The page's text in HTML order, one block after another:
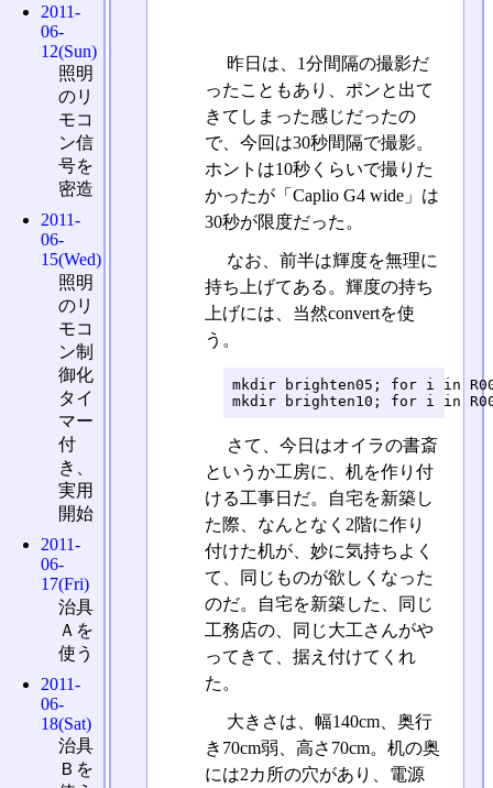
昨日は、1分間隔の撮影だ
ったこともあり、ポンと出て
きてしまった感じだったの
で、今回は30秒間隔で撮影。
ホントは10秒くらいで撮りた
かったが「Caplio G4 wide」は
30秒が限度だった。
なお、前半は輝度を無理に
持ち上げてある。輝度の持ち
上げには、当然convertを使
う。
mkdir brighten05; for i in
mkdir brighten10; for i in
さて、今日はオイラの書斎
というか工房に、机を作り付
ける工事日だ。自宅を新築し
た際、なんとなく2階に作り
付けた机が、妙に気持ちよく
て、同じものが欲しくなった
のだ。自宅を新築した、同じ
工務店の、同じ大工さんがや
ってきて、据え付けてくれ
た。
大きさは、幅140cm、奥行
き70cm弱、高さ70cm。机の奥
には2カ所の穴があり、電源
2011-
06-
12(Sun)
照明
のリ
モコ
ン信
号を
密造
2011-
06-
15(Wed)
照明
のリ
モコ
ン制
御化
タイ
マー
付
き、
実用
開始
2011-
06-
17(Fri)
治具
Ａを
使う
2011-
06-
18(Sat)
治具
Ｂを